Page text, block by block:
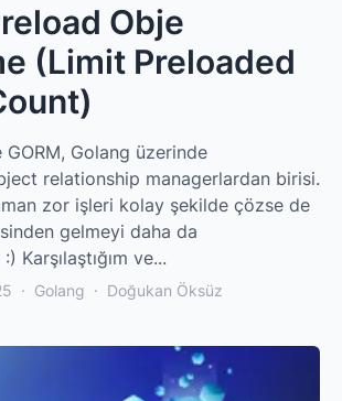
Obje
(Limit Preloaded
Golang üzerinde
relationship managerlardan birisi.
zor işleri kolay şekilde çözse de
gelmeyi daha da
Karşılaştığım ve...
· Golang · Doğukan Öksüz